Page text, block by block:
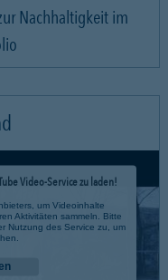
Nachhaltigkeit im
Video-Service zu laden!
um Videoinhalte
Aktivitäten sammeln. Bitte
Nutzung des Service zu, um